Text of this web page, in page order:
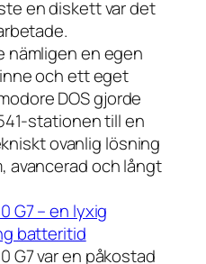
en diskett var det
en egen
och ett eget
DOS gjorde
stationen till en
ovanlig lösning
avancerad och långt
G7 – en lyxig
batteritid
G7 var en påkostad